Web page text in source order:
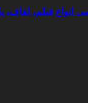
انواع فیلم،